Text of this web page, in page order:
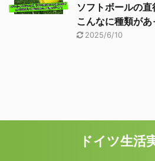
ソフトボールの
こんなに種類があ
2025/6/10
ドイツ生活